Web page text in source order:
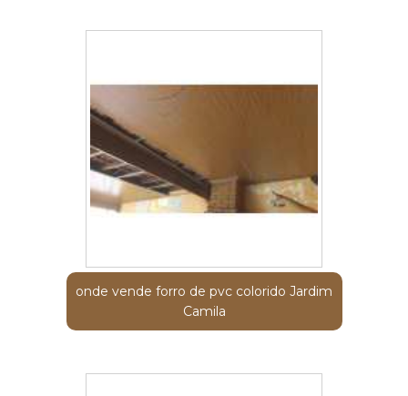
onde vende forro de pvc colorido Jardim
Camila